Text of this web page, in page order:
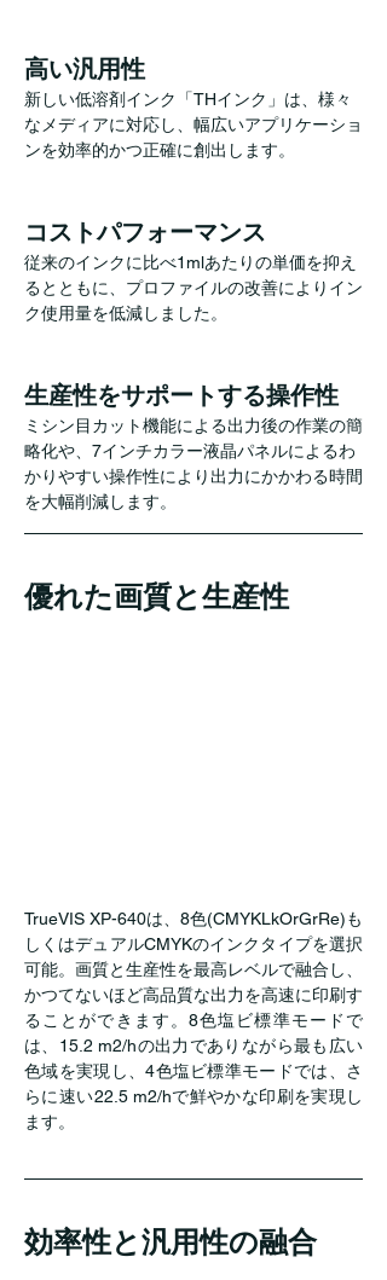
高い汎用性
新しい低溶剤インク「THインク」は、様々
なメディアに対応し、幅広いアプリケーショ
ンを効率的かつ正確に創出します。
コストパフォーマンス
従来のインクに比べ1mlあたりの単価を抑え
るとともに、プロファイルの改善によりイン
ク使用量を低減しました。
生産性をサポートする操作性
ミシン目カット機能による出力後の作業の簡
略化や、7インチカラー液晶パネルによるわ
かりやすい操作性により出力にかかわる時間
を大幅削減します。
優れた画質と生産性
TrueVIS XP-640は、8色(CMYKLkOrGrRe)も
しくはデュアルCMYKのインクタイプを選択
可能。画質と生産性を最高レベルで融合し、
かつてないほど高品質な出力を高速に印刷す
ることができます。8色塩ビ標準モードで
は、15.2 m2/hの出力でありながら最も広い
色域を実現し、4色塩ビ標準モードでは、さ
らに速い22.5 m2/hで鮮やかな印刷を実現し
ます。
効率性と汎用性の融合